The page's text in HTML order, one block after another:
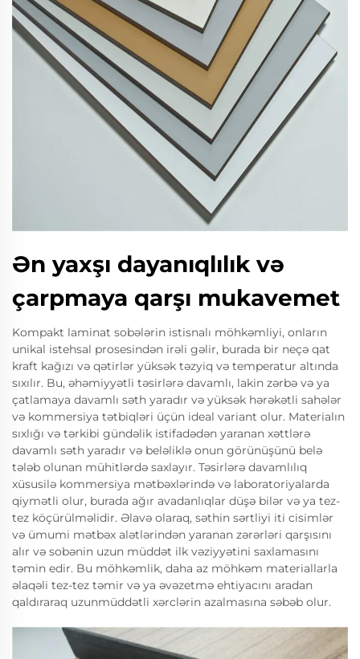
Ən yaxşı dayanıqlılık və
çarpmaya qarşı mukavemet
Kompakt laminat sobələrin istisnalı möhkəmliyi, onların
unikal istehsal prosesindən irəli gəlir, burada bir neçə qat
kraft kağızı və qətirlər yüksək təzyiq və temperatur altında
sıxılır. Bu, əhəmiyyətli təsirlərə davamlı, lakin zərbə və ya
çatlamaya davamlı səth yaradır və yüksək hərəkətli sahələr
və kommersiya tətbiqləri üçün ideal variant olur. Materialın
sıxlığı və tərkibi gündəlik istifadədən yaranan xəttlərə
davamlı səth yaradır və beləliklə onun görünüşünü belə
tələb olunan mühitlərdə saxlayır. Təsirlərə davamlılıq
xüsusilə kommersiya mətbəxlərində və laboratoriyalarda
qiymətli olur, burada ağır avadanlıqlar düşə bilər və ya tez-
tez köçürülməlidir. Əlavə olaraq, səthin sərtliyi iti cisimlər
və ümumi mətbəx alətlərindən yaranan zərərləri qarşısını
alır və sobənin uzun müddət ilk vəziyyətini saxlamasını
təmin edir. Bu möhkəmlik, daha az möhkəm materiallarla
əlaqəli tez-tez təmir və ya əvəzetmə ehtiyacını aradan
qaldıraraq uzunmüddətli xərclərin azalmasına səbəb olur.